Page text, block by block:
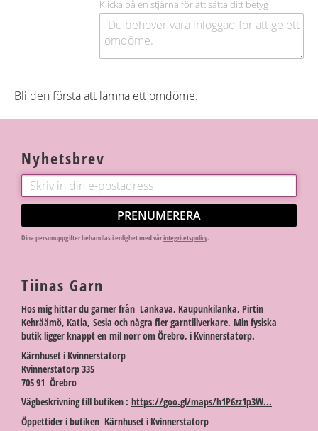
Klicka på en stjärna för att sätta ditt betyg
Bli den första att lämna ett omdöme.
Nyhetsbrev
PRENUMERERA
Dina personuppgifter behandlas i enlighet med vårintegritetspolicy.
Tiinas Garn
Hos mig hittar du garner från Lankava, Kaupunkilanka, Pirtin
Kehräämö, Katia, Sesia och några fler garntillverkare. Min fysiska
butik ligger knappt en mil norr om Örebro, i Kvinnerstatorp.
Kärnhuset i Kvinnerstatorp
Kvinnerstatorp 335
705 91 Örebro
Vägbeskrivning till butiken : https://goo.gl/maps/h1P6zz1p3W...
Öppettider i butiken Kärnhuset i Kvinnerstatorp